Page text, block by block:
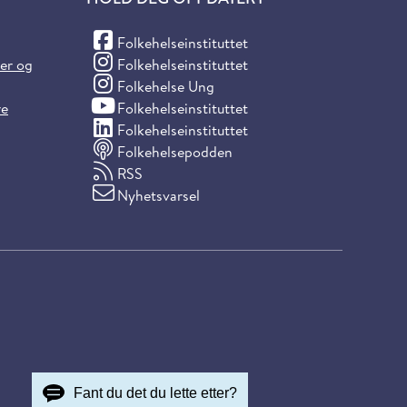
og
Folkehelseinstituttet
(Facebook)
Folkehelseinstituttet
(Instagram)
Folkehelse Ung
(Instagram)
Folkehelseinstituttet
(YouTube)
Folkehelseinstituttet
(LinkedIn)
Folkehelsepodden
RSS
Nyhetsvarsel
Fant du det du lette etter?